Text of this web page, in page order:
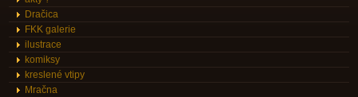
Dračica
FKK galerie
ilustrace
komiksy
kreslené vtipy
Mračna